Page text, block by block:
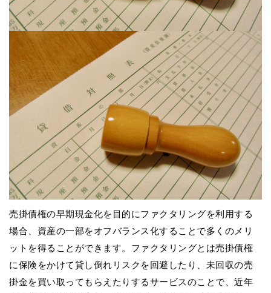
売掛債権の早期現金化を目的にファクタリングを利用する
場合、資産の一部をオフバランス化することで多くのメリ
ットを得ることができます。ファクタリングとは売掛債権
に保険をかけて貸し倒れリスクを回避したり、未回収の売
掛金を買い取ってもらえたりするサービスのことで、近年